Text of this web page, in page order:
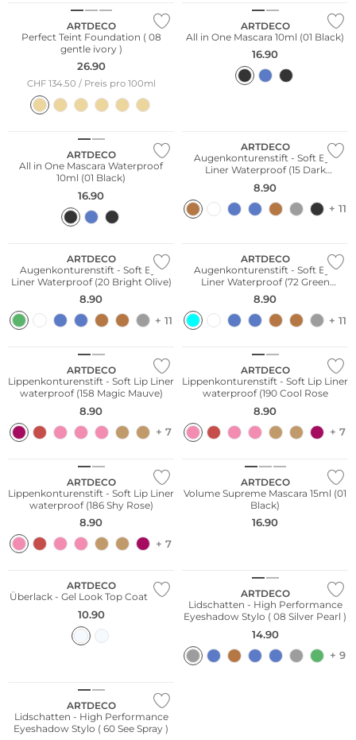
ARTDECO
Perfect Teint Foundation ( 08
gentle ivory )
26.90
CHF 134.50 / Preis pro 100ml
ARTDECO
All in One Mascara 10ml (01 Black)
16.90
Wasserfest
ARTDECO
All in One Mascara Waterproof
10ml (01 Black)
16.90
ARTDECO
Augenkonturenstift - Soft Eye
Liner Waterproof (15 Dark
Hazelnut)
8.90
+ 11
ARTDECO
Augenkonturenstift - Soft Eye
Liner Waterproof (20 Bright Olive)
8.90
+ 11
ARTDECO
Augenkonturenstift - Soft Eye
Liner Waterproof (72 Green
Turquoise)
8.90
+ 11
Wasserfest
ARTDECO
Lippenkonturenstift - Soft Lip Liner
waterproof (158 Magic Mauve)
8.90
+ 7
Wasserfest
ARTDECO
Lippenkonturenstift - Soft Lip Liner
waterproof (190 Cool Rose
8.90
+ 7
Wasserfest
ARTDECO
Lippenkonturenstift - Soft Lip Liner
waterproof (186 Shy Rose)
8.90
+ 7
ARTDECO
Volume Supreme Mascara 15ml (01
Black)
16.90
ARTDECO
Überlack - Gel Look Top Coat 10ml
10.90
ARTDECO
Lidschatten - High Performance
Eyeshadow Stylo ( 08 Silver Pearl )
14.90
+ 9
ARTDECO
Lidschatten - High Performance
Eyeshadow Stylo ( 60 See Spray )